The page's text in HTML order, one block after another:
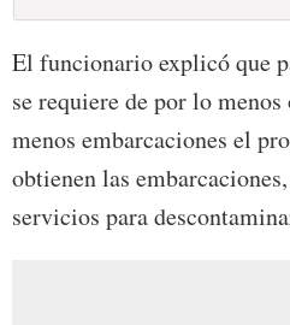
El funcionario explicó que
se requiere de por lo
menos embarcaciones el
obtienen las
servicios para